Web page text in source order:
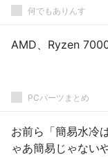
何でもありんす
AMD、Ryzen
PCパーツまとめ
お前ら「簡易水冷
ゃあ簡易じゃない